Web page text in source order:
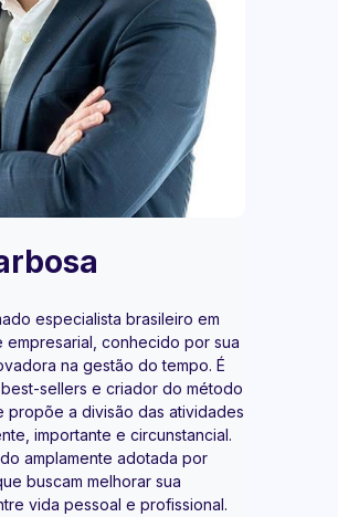
especialista brasileiro em
conhecido por sua
na gestão do tempo. É
sellers e criador do método
propõe a divisão das atividades
importante e circunstancial.
amplamente adotada por
buscam melhorar sua
vida pessoal e profissional.​